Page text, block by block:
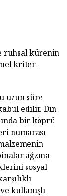
ruhsal kürenin
kriter -
uzun süre
edilir. Din
bir köprü
numarası
ağzına
sosyal
kullanışlı